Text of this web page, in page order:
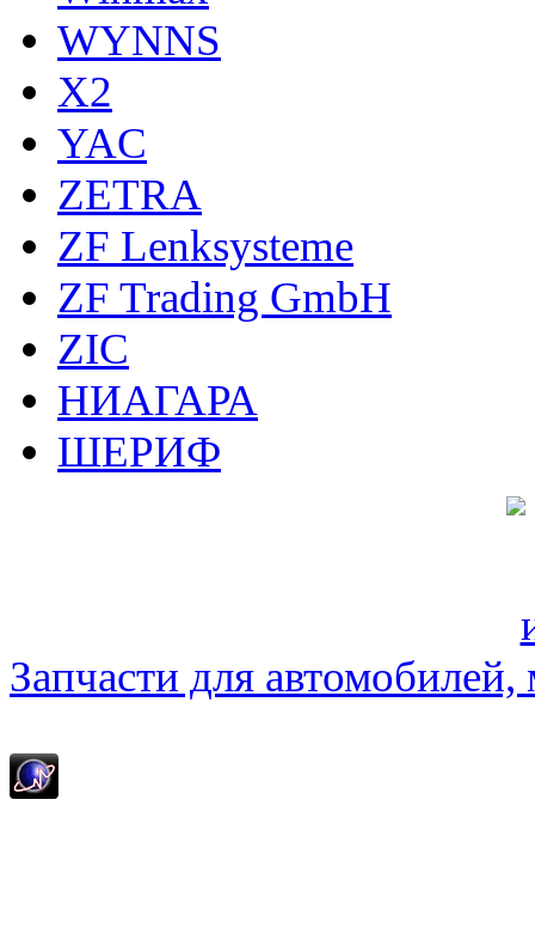
WYNNS
X2
YAC
ZETRA
ZF Lenksysteme
ZF Trading GmbH
ZIC
НИАГАРА
ШЕРИФ
Запчасти для